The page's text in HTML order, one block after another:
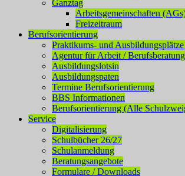
Ganztag
Arbeitsgemeinschaften
Freizeitraum
Berufsorientierung
Praktikums- und
Agentur für Arbeit / Berufsberatung
Ausbildungslotsin
Ausbildungspaten
Termine Berufsorientierung
BBS Informationen
Berufsorientierung (Alle
Service
Digitalisierung
Schulbücher 26/27
Schulanmeldung
Beratungsangebote
Formulare / Downloads